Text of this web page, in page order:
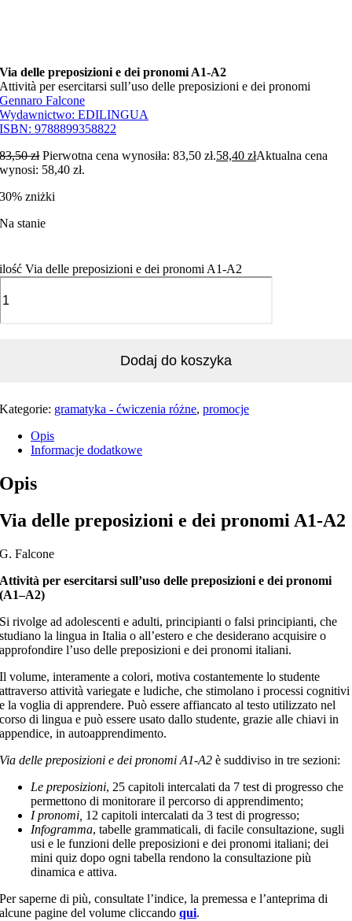
Via delle preposizioni e dei pronomi A1-A2
Attività per esercitarsi sull’uso delle preposizioni e dei pronomi
Gennaro Falcone
Wydawnictwo:EDILINGUA
ISBN:9788899358822
83,50zł Pierwotna cena wynosiła: 83,50 zł.58,40złAktualna cena
wynosi: 58,40 zł.
30% zniżki
Na stanie
ilość Via delle preposizioni e dei pronomi A1-A2
Dodaj do koszyka
Kategorie: gramatyka - ćwiczenia różne,promocje
Opis
Informacje dodatkowe
Opis
Via delle preposizioni e dei pronomi A1-A2
G. Falcone
Attività per esercitarsi sull’uso delle preposizioni e dei pronomi
(A1–A2)
Si rivolge ad adolescenti e adulti, principianti o falsi principianti, che
studiano la lingua in Italia o all’estero e che desiderano acquisire o
approfondire l’uso delle preposizioni e dei pronomi italiani.
Il volume, interamente a colori, motiva costantemente lo studente
attraverso attività variegate e ludiche, che stimolano i processi cognitivi
e la voglia di apprendere. Può essere affiancato al testo utilizzato nel
corso di lingua e può essere usato dallo studente, grazie alle chiavi in
appendice, in autoapprendimento.
Via delle preposizioni e dei pronomi A1-A2 è suddiviso in tre sezioni:
Le preposizioni, 25 capitoli intercalati da 7 test di progresso che
permettono di monitorare il percorso di apprendimento;
I pronomi, 12 capitoli intercalati da 3 test di progresso;
Infogramma, tabelle grammaticali, di facile consultazione, sugli
usi e le funzioni delle preposizioni e dei pronomi italiani; dei
mini quiz dopo ogni tabella rendono la consultazione più
dinamica e attiva.
Per saperne di più, consultate l’indice, la premessa e l’anteprima di
alcune pagine del volume cliccandoqui.